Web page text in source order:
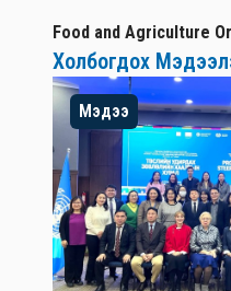
Food and Agriculture
Холбогдох
Мэдээ